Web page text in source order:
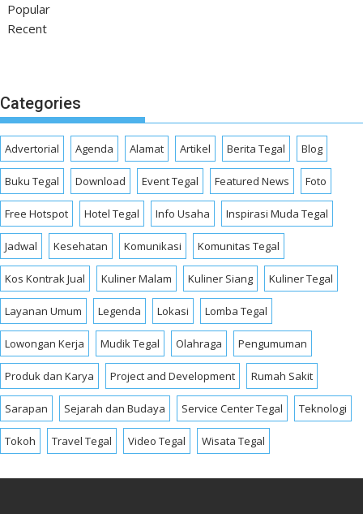
Popular
Recent
Categories
Advertorial Agenda Alamat Artikel Berita Tegal Blog
Buku Tegal Download Event Tegal Featured News Foto
Free Hotspot Hotel Tegal Info Usaha Inspirasi Muda Tegal
Jadwal Kesehatan Komunikasi Komunitas Tegal
Kos Kontrak Jual Kuliner Malam Kuliner Siang Kuliner Tegal
Layanan Umum Legenda Lokasi Lomba Tegal
Lowongan Kerja Mudik Tegal Olahraga Pengumuman
Produk dan Karya Project and Development Rumah Sakit
Sarapan Sejarah dan Budaya Service Center Tegal Teknologi
Tokoh Travel Tegal Video Tegal Wisata Tegal